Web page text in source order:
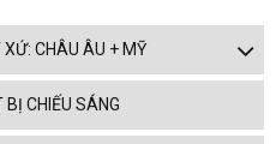
XỨ: CHÂU ÂU + MỸ
BỊ CHIẾU SÁNG